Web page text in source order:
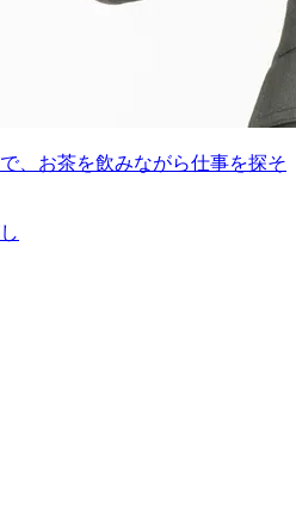
、お茶を飲みながら仕事を探そ